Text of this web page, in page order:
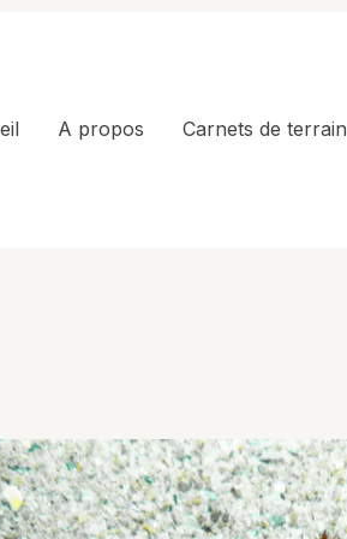
A propos Carnets de terrain